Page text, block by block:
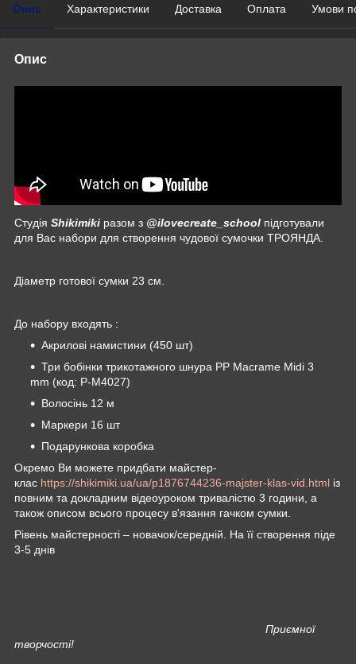
Опис Характеристики Доставка Оплата Умови
Опис
Студія Shikimiki разом з @ilovecreate_school підготували
для Вас набори для створення чудової сумочки ТРОЯНДА.
Діаметр готової сумки 23 см.
До набору входять :
Акрилові намистини (450 шт)
Три бобінки трикотажного шнура PP Macrame Midi 3
mm (код: P-M4027)
Волосінь 12 м
Маркери 16 шт
Подарункова коробка
Окремо Ви можете придбати майстер-
клас https://shikimiki.ua/ua/p1876744236-majster-klas-vid.html із
повним та докладним відеоуроком тривалістю 3 години, а
також описом всього процесу в'язання гачком сумки.
Рівень майстерності – новачок/середній. На її створення піде
3-5 днів
Приємної
творчості!